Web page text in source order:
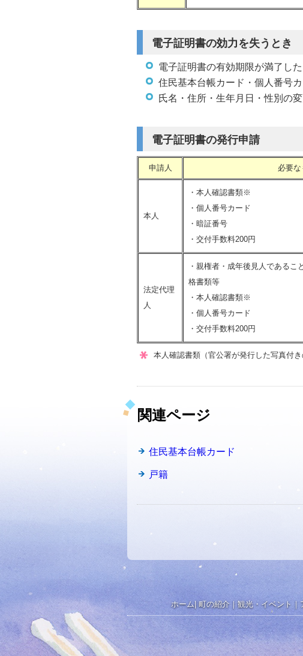
電子証明書の効力を失うとき
電子証明書の有効期限が満了した
住民基本台帳カード・個人番号
氏名・住所・生年月日・性別の
電子証明書の発行申請
申請人 必要な
本人
・本人確認書類※
・個人番号カード
・暗証番号
・交付手数料200円
法定代理
人
・親権者・成年後見人であるこ
格書類等
・本人確認書類※
・個人番号カード
・交付手数料200円
本人確認書類（官公署が発行した写真付
関連ページ
住民基本台帳カード
戸籍
ホーム|町の紹介 ｜ 観光・イベント ｜